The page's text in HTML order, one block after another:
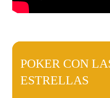
POKER CON
ESTRELLAS